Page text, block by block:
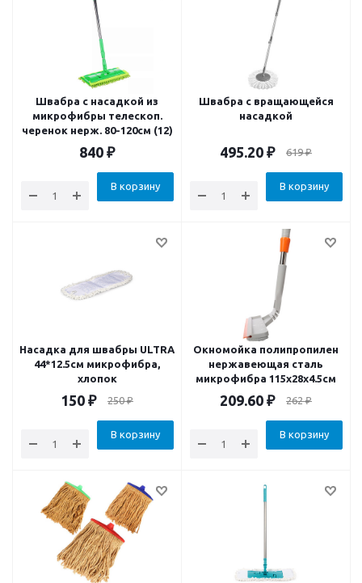
Швабра с насадкой из
микрофибры телескоп.
черенок нерж. 80-120см (12)
840 ₽
В корзину
Швабра с вращающейся
насадкой
495.20 ₽ 619₽
В корзину
Насадка для швабры ULTRA
44*12.5см микрофибра,
хлопок
150 ₽ 250₽
В корзину
Окномойка полипропилен
нержавеющая сталь
микрофибра 115х28х4.5см
209.60 ₽ 262₽
В корзину